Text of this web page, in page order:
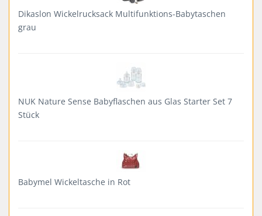
Dikaslon Wickelrucksack Multifunktions-Babytaschen
grau
NUK Nature Sense Babyflaschen aus Glas Starter Set 7
Stück
Babymel Wickeltasche in Rot